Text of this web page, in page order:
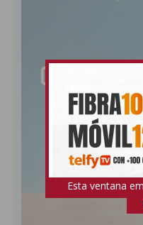
Esta ventana